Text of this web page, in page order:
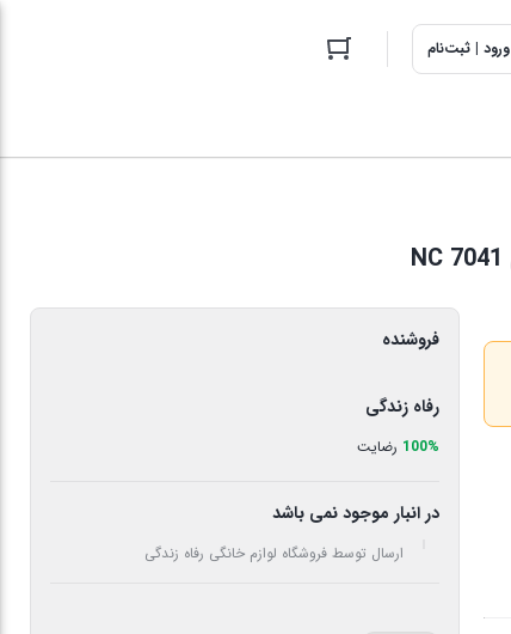
ورود | ثبت‌نام
فروشنده
رفاه زندگی
100% رضایت
در انبار موجود نمی باشد
ارسال توسط فروشگاه لوازم خانگی رفاه زندگی